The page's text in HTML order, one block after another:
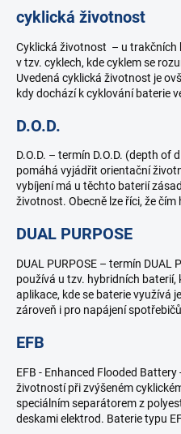
cyklická životnost
Cyklická životnost – u trakčních
v tzv. cyklech, kde cyklem se
Uvedená cyklická životnost je
kdy dochází k cyklování baterie
D.O.D.
D.O.D. – termín D.O.D. (depth of
pomáhá vyjádřit orientační
vybíjení má u těchto baterií
životnost. Obecně lze říci, že
DUAL PURPOSE
DUAL PURPOSE – termín DUAL
používá u tzv. hybridních
aplikace, kde se baterie využívá
zároveň i pro napájení
EFB
EFB - Enhanced Flooded
životností při zvýšeném
speciálním separátorem z
deskami elektrod. Baterie typu